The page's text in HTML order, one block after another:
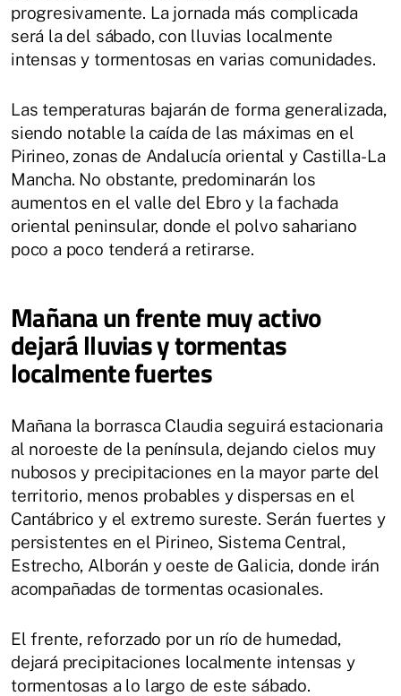
progresivamente. La jornada más complicada
será la del sábado, con lluvias localmente
intensas y tormentosas en varias comunidades.
Las temperaturas bajarán de forma generalizada,
siendo notable la caída de las máximas en el
Pirineo, zonas de Andalucía oriental y Castilla-La
Mancha. No obstante, predominarán los
aumentos en el valle del Ebro y la fachada
oriental peninsular, donde el polvo sahariano
poco a poco tenderá a retirarse.
Mañana un frente muy activo
dejará lluvias y tormentas
localmente fuertes
Mañana la borrasca Claudia seguirá estacionaria
al noroeste de la península, dejando cielos muy
nubosos y precipitaciones en la mayor parte del
territorio, menos probables y dispersas en el
Cantábrico y el extremo sureste. Serán fuertes y
persistentes en el Pirineo, Sistema Central,
Estrecho, Alborán y oeste de Galicia, donde irán
acompañadas de tormentas ocasionales.
El frente, reforzado por un río de humedad,
dejará precipitaciones localmente intensas y
tormentosas a lo largo de este sábado.